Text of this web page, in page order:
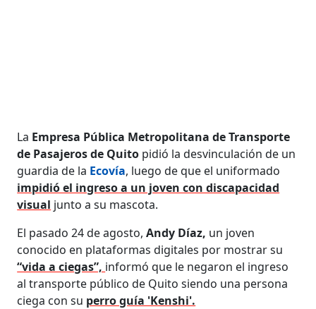
La Empresa Pública Metropolitana de Transporte
de Pasajeros de Quito pidió la desvinculación de un
guardia de la Ecovía, luego de que el uniformado
impidió el ingreso a un joven con discapacidad
visual junto a su mascota.
El pasado 24 de agosto,Andy Díaz, un joven
conocido en plataformas digitales por mostrar su
“vida a ciegas”, informó que le negaron el ingreso
al transporte público de Quito siendo una persona
ciega con su perro guía 'Kenshi'.